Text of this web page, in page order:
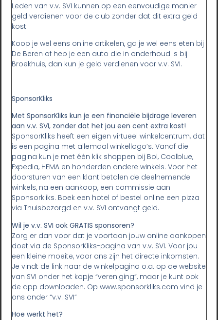
Leden van v.v. SVI kunnen op een eenvoudige manier
geld verdienen voor de club zonder dat dit extra geld
kost.
Koop je wel eens online artikelen, ga je wel eens eten bij
De Beren of heb je een auto die in onderhoud is bij
Broekhuis, dan kun je geld verdienen voor v.v. SVI.
SponsorKliks
Met SponsorKliks kun je een financiële bijdrage leveren
aan v.v. SVI, zonder dat het jou een cent extra kost!
SponsorKliks heeft een eigen virtueel winkelcentrum, dat
is een pagina met allemaal winkellogo’s. Vanaf die
pagina kun je met één klik shoppen bij Bol, Coolblue,
Expedia, HEMA en honderden andere winkels. Voor het
doorsturen van een klant betalen de deelnemende
winkels, na een aankoop, een commissie aan
Sponsorkliks. Boek een hotel of bestel online een pizza
via Thuisbezorgd en v.v. SVI ontvangt geld.
Wil je v.v. SVI ook GRATIS sponsoren?
Zorg er dan voor dat je voortaan jouw online aankopen
doet via de SponsorKliks-pagina van v.v. SVI. Voor jou
een kleine moeite, voor ons zijn het directe inkomsten.
Je vindt de link naar de winkelpagina o.a. op de website
van SVI onder het kopje “vereniging”, maar je kunt ook
de app downloaden. Op www.sponsorkliks.com vind je
ons onder “v.v. SVI”
Hoe werkt het?